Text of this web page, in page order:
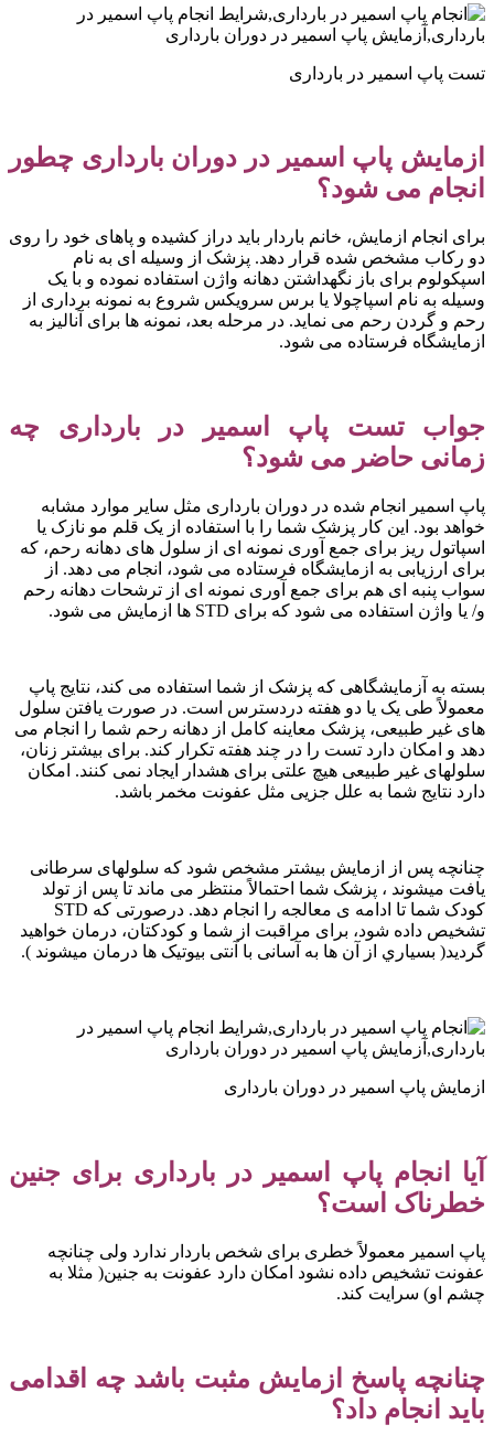
تست پاپ اسمیر در بارداری
ازمایش پاپ اسمیر در دوران بارداری چطور
انجام می شود؟
برای انجام ازمایش، خانم باردار باید دراز کشیده و پاهای خود را روی
دو رکاب مشخص شده قرار دهد. پزشک از وسیله ای به نام
اسپکولوم برای باز نگهداشتن دهانه واژن استفاده نموده و با یک
وسیله به نام اسپاچولا یا برس سرویکس شروع به نمونه برداری از
رحم و گردن رحم می نماید. در مرحله بعد، نمونه ها برای آنالیز به
ازمایشگاه فرستاده می شود.
جواب تست پاپ اسمیر در بارداری چه
زمانی حاضر می شود؟
پاپ اسمیر انجام شده در دوران بارداری مثل سایر موارد مشابه
خواهد بود. این کار پزشک شما را با استفاده از یک قلم مو نازک یا
اسپاتول ریز برای جمع آوری نمونه ای از سلول های دهانه رحم، که
برای ارزیابی به ازمایشگاه فرستاده می شود، انجام می دهد. از
سواب پنبه ای هم برای جمع آوری نمونه ای از ترشحات دهانه رحم
و/ یا واژن استفاده می شود که برای STD ها ازمایش می شود.
بسته به آزمایشگاهی که پزشک از شما استفاده می کند، نتایج پاپ
معمولاً طی یک یا دو هفته دردسترس است. در صورت یافتن سلول
های غیر طبیعی، پزشک معاینه کامل از دهانه رحم شما را انجام می
دهد و امکان دارد تست را در چند هفته تکرار کند. برای بیشتر زنان،
سلولهای غیر طبیعی هیچ علتی برای هشدار ایجاد نمی کنند. امکان
دارد نتایج شما به علل جزیی مثل عفونت مخمر باشد.
چنانچه پس از ازمایش بیشتر مشخص شود که سلولهای سرطانی
یافت میشوند ، پزشک شما احتمالاً منتظر می ماند تا پس از تولد
کودک شما تا ادامه ی معالجه را انجام دهد. درصورتی که STD
تشخیص داده شود، برای مراقبت از شما و کودکتان، درمان خواهید
گردید( بسياري از آن ها به آسانی با آنتی بیوتیک ها درمان میشوند ).
ازمایش پاپ اسمیر در دوران بارداری
آیا انجام پاپ اسمیر در بارداری برای جنین
خطرناک است؟
پاپ اسمیر معمولاً خطری برای شخص باردار ندارد ولی چنانچه
عفونت تشخیص داده نشود امکان دارد عفونت به جنین( مثلا به
چشم او) سرایت کند.
چنانچه پاسخ ازمایش مثبت باشد چه اقدامی
باید انجام داد؟